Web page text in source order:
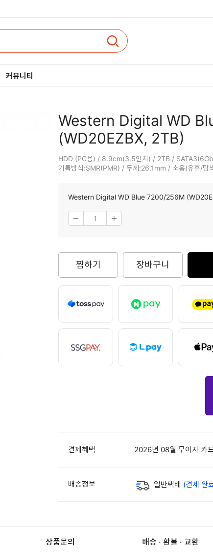
커뮤니티
Western Digital WD
(WD20EZBX, 2TB)
HDD (PC용) / 8.9cm(3.5인치) / 2TB /
기록방식:SMR(PMR) / 두께:26.1mm / 소음(유휴/
Western Digital WD Blue 7200/256M
찜하기 장바구니
결제혜택 2026년 08월 무이자 카
배송정보 일반택배 (결제 완
상품문의 배송 · 환불 · 교환